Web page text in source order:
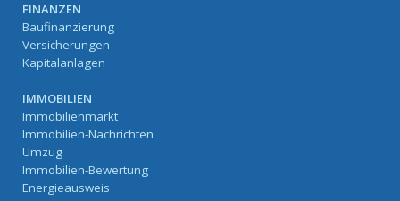
FINANZEN
Baufinanzierung
Versicherungen
Kapitalanlagen
IMMOBILIEN
Immobilienmarkt
Immobilien-Nachrichten
Umzug
Immobilien-Bewertung
Energieausweis